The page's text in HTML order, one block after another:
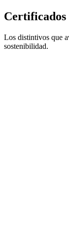
Los distintivos que
sostenibilidad.